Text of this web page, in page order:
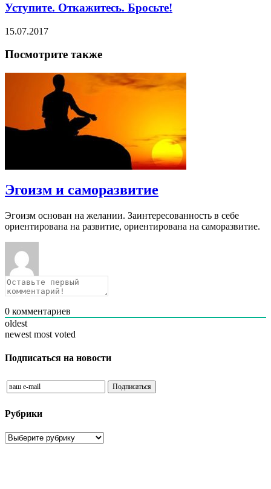
Уступите. Откажитесь. Бросьте!
15.07.2017
Посмотрите также
Эгоизм и саморазвитие
Эгоизм основан на желании. Заинтересованность в себе
ориентирована на развитие, ориентирована на саморазвитие.
0 комментариев
oldest
newest most voted
Подписаться на новости
Рубрики
Рубрики